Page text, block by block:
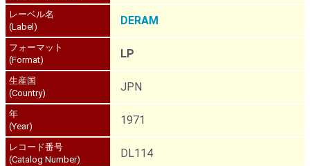
レーベル名
(Label)
DERAM
フォーマット
(Format)
LP
生産国
(Country)
JPN
年
(Year)
1971
レコード番号
(Catalog Number)
DL114